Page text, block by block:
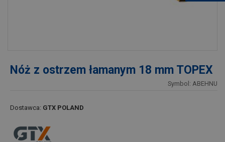
Nóż z ostrzem łamanym 18 mm TOPEX
Symbol: ABEHNU
Dostawca: GTX POLAND